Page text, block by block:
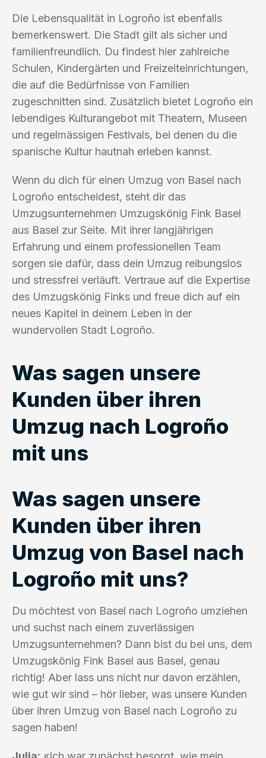
Die Lebensqualität in Logroño ist ebenfalls
bemerkenswert. Die Stadt gilt als sicher und
familienfreundlich. Du findest hier zahlreiche
Schulen, Kindergärten und Freizeiteinrichtungen,
die auf die Bedürfnisse von Familien
zugeschnitten sind. Zusätzlich bietet Logroño ein
lebendiges Kulturangebot mit Theatern, Museen
und regelmässigen Festivals, bei denen du die
spanische Kultur hautnah erleben kannst.
Wenn du dich für einen Umzug von Basel nach
Logroño entscheidest, steht dir das
Umzugsunternehmen Umzugskönig Fink Basel
aus Basel zur Seite. Mit ihrer langjährigen
Erfahrung und einem professionellen Team
sorgen sie dafür, dass dein Umzug reibungslos
und stressfrei verläuft. Vertraue auf die Expertise
des Umzugskönig Finks und freue dich auf ein
neues Kapitel in deinem Leben in der
wundervollen Stadt Logroño.
Was sagen unsere
Kunden über ihren
Umzug nach Logroño
mit uns
Was sagen unsere
Kunden über ihren
Umzug von Basel nach
Logroño mit uns?
Du möchtest von Basel nach Logroño umziehen
und suchst nach einem zuverlässigen
Umzugsunternehmen? Dann bist du bei uns, dem
Umzugskönig Fink Basel aus Basel, genau
richtig! Aber lass uns nicht nur davon erzählen,
wie gut wir sind – hör lieber, was unsere Kunden
über ihren Umzug von Basel nach Logroño zu
sagen haben!